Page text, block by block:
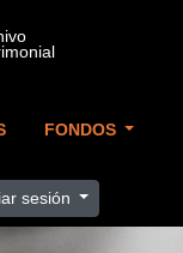
FONDOS
sesión